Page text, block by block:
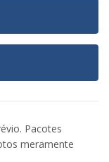
Pacotes
meramente